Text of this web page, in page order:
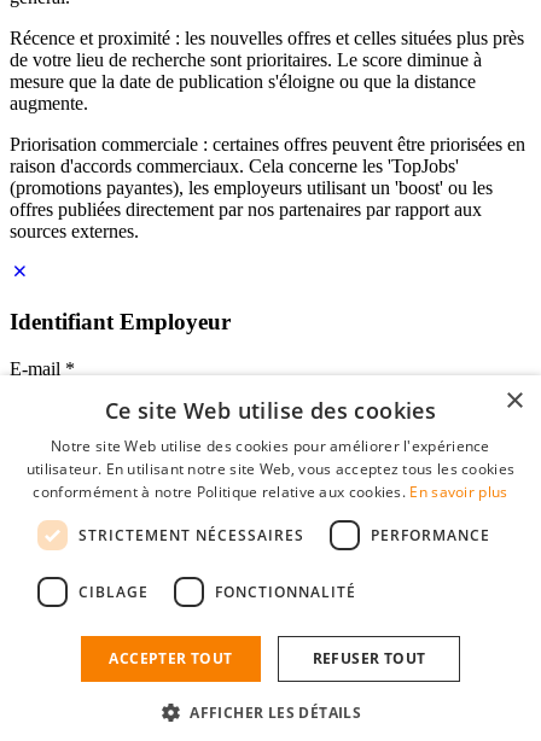
Récence et proximité : les nouvelles offres et celles situées plus près
de votre lieu de recherche sont prioritaires. Le score diminue à
mesure que la date de publication s'éloigne ou que la distance
augmente.
Priorisation commerciale : certaines offres peuvent être priorisées en
raison d'accords commerciaux. Cela concerne les 'TopJobs'
(promotions payantes), les employeurs utilisant un 'boost' ou les
offres publiées directement par nos partenaires par rapport aux
sources externes.
Identifiant Employeur
E-mail *
Mot de passe
se souvenir de moi
mot de passe oublié?
Profil Employeur gratuit
Vous pouvez vous connecter sur StudentJob si vous avez créé un
n'est plus qu'à quelques clics.
×
Ce site Web utilise des cookies
Notre site Web utilise des cookies pour améliorer l'expérience
utilisateur. En utilisant notre site Web, vous acceptez tous les cookies
conformément à notre Politique relative aux cookies. En savoir plus
STRICTEMENT NÉCESSAIRES PERFORMANCE
CIBLAGE FONCTIONNALITÉ
ACCEPTER TOUT REFUSER TOUT
AFFICHER LES DÉTAILS